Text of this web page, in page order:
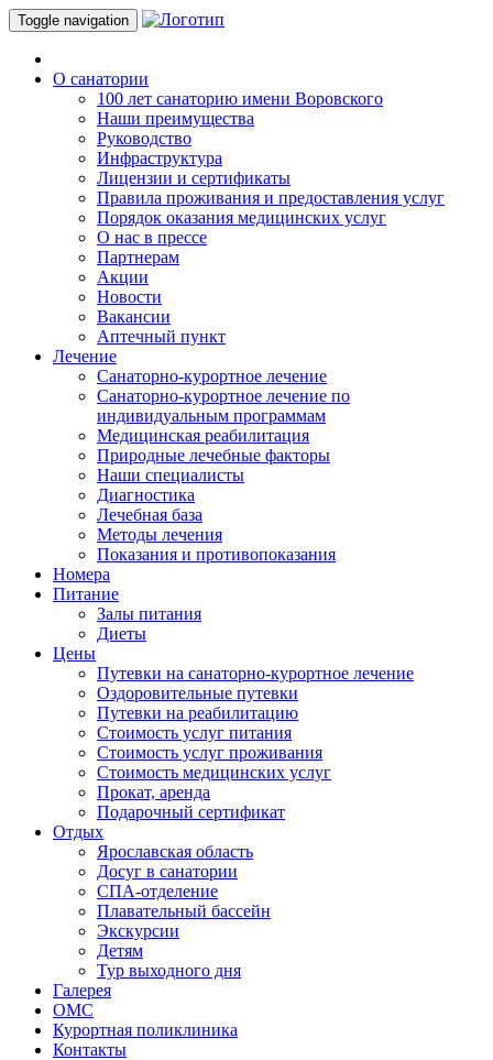
Toggle navigation
О санатории
100 лет санаторию имени Воровского
Наши преимущества
Руководство
Инфраструктура
Лицензии и сертификаты
Правила проживания и предоставления услуг
Порядок оказания медицинских услуг
О нас в прессе
Партнерам
Акции
Новости
Вакансии
Аптечный пункт
Лечение
Санаторно-курортное лечение
Санаторно-курортное лечение по
индивидуальным программам
Медицинская реабилитация
Природные лечебные факторы
Наши специалисты
Диагностика
Лечебная база
Методы лечения
Показания и противопоказания
Номера
Питание
Залы питания
Диеты
Цены
Путевки на санаторно-курортное лечение
Оздоровительные путевки
Путевки на реабилитацию
Стоимость услуг питания
Стоимость услуг проживания
Стоимость медицинских услуг
Прокат, аренда
Подарочный сертификат
Отдых
Ярославская область
Досуг в санатории
СПА-отделение
Плавательный бассейн
Экскурсии
Детям
Тур выходного дня
Галерея
ОМС
Курортная поликлиника
Контакты